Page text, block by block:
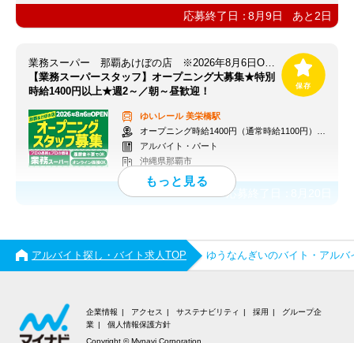
応募終了日：8月9日 あと 2日
業務スーパー 那覇あけぼの店 ※2026年8月6日OPEN
【業務スーパースタッフ】オープニング大募集★特別
時給1400円以上★週2～／朝～昼歓迎！
ゆいレール美栄橋駅
オープニング時給1400円（通常時給1100円）※各種手当あり
アルバイト・パート
沖縄県那覇市
応募終了日：
アルバイト探し・バイト求人TOP ゆうなんぎいのバイト・アルバ
企業情報 アクセス サステナビリティ 採用
グループ企
業
個人情報保護方針
Copyright © Mynavi Corporation